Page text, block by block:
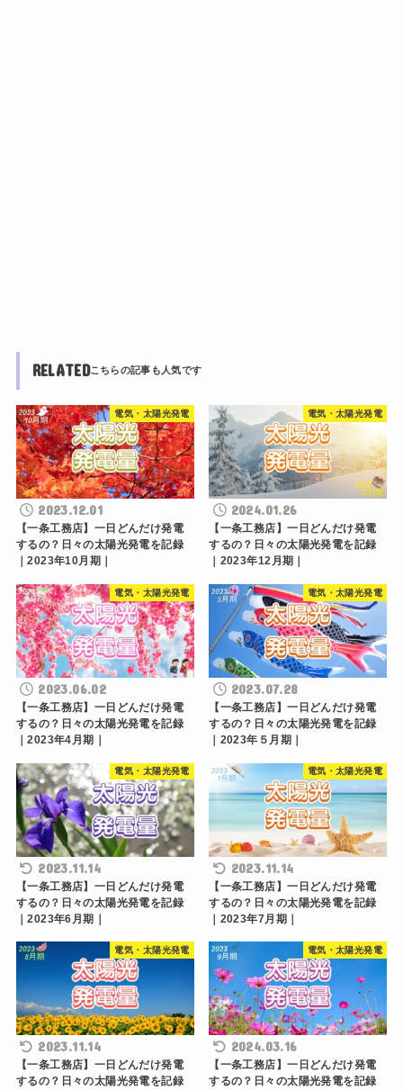
RELATED
電気・太陽光発電
2023.12.01
【一条工務店】一日どんだけ発電
するの？日々の太陽光発電を記録
｜2023年10月期｜
電気・太陽光発電
2024.01.26
【一条工務店】一日どんだけ発電
するの？日々の太陽光発電を記録
｜2023年12月期｜
電気・太陽光発電
2023.06.02
【一条工務店】一日どんだけ発電
するの？日々の太陽光発電を記録
｜2023年4月期｜
電気・太陽光発電
2023.07.28
【一条工務店】一日どんだけ発電
するの？日々の太陽光発電を記録
｜2023年５月期｜
電気・太陽光発電
2023.11.14
【一条工務店】一日どんだけ発電
するの？日々の太陽光発電を記録
｜2023年6月期｜
電気・太陽光発電
2023.11.14
【一条工務店】一日どんだけ発電
するの？日々の太陽光発電を記録
｜2023年7月期｜
電気・太陽光発電
2023.11.14
【一条工務店】一日どんだけ発電
するの？日々の太陽光発電を記録
電気・太陽光発電
2024.03.16
【一条工務店】一日どんだけ発電
するの？日々の太陽光発電を記録